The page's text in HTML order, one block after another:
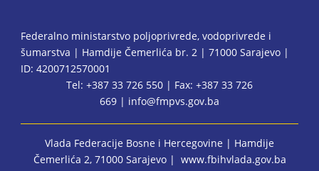
Federalno ministarstvo poljoprivrede, vodoprivrede i
šumarstva | Hamdije Čemerlića br. 2 | 71000 Sarajevo |
ID: 4200712570001
Tel: +387 33 726 550 | Fax: +387 33 726
669 | info@fmpvs.gov.ba
Vlada Federacije Bosne i Hercegovine | Hamdije
Čemerlića 2, 71000 Sarajevo | www.fbihvlada.gov.ba